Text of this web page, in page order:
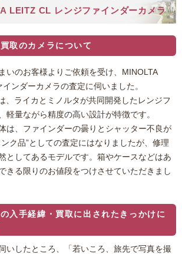
いました。
LEITZ CL レンジファインダーカメラ
取のカメラについて
いのお客様よりご依頼を受け、MINOLTA
ンダーカメラの査定に伺いました。
、ライカとミノルタが共同開発したレンジフ
軽量ながら精度の高い設計が特徴です。
は、ファインダーの曇りとシャッター不良が
ク品”としての査定にはなりましたが、修理
としてあるモデルです。箱やケースなどはあ
きる限りのお値段をつけさせていただきまし
入手経緯・買取に出されたきっかけに
いしたところ、「若いころ、旅先で写真を撮